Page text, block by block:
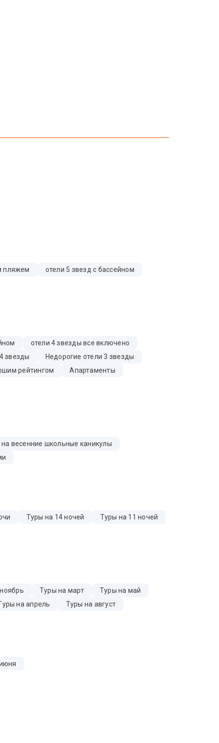
пляжем отели 5 звезд с бассейном
отели 4 звезды все включено
звезды
Недорогие отели 3 звезды
рейтингом
Апартаменты
весенние школьные каникулы
Туры на 14 ночей Туры на 11 ночей
Туры на март
Туры на май
на апрель
Туры на август